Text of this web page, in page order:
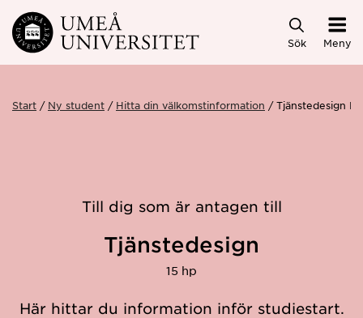
Hoppa direkt till innehållet
Sök Meny
Start Ny student Hitta din välkomstinformation Tjänstedesign
Till dig som är antagen till
Tjänstedesign
15 hp
Här hittar du information inför studiestart.